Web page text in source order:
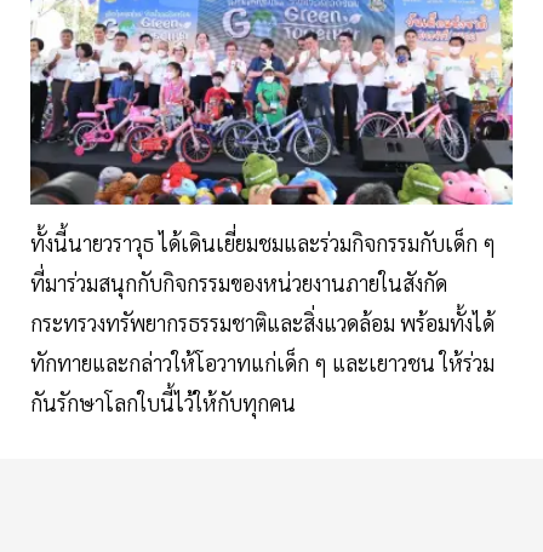
ทั้งนี้นายวราวุธ ได้เดินเยี่ยมชมและร่วมกิจกรรมกับเด็ก ๆ
ที่มาร่วมสนุกกับกิจกรรมของหน่วยงานภายในสังกัด
กระทรวงทรัพยากรธรรมชาติและสิ่งแวดล้อม พร้อมทั้งได้
ทักทายและกล่าวให้โอวาทแก่เด็ก ๆ และเยาวชน ให้ร่วม
กันรักษาโลกใบนี้ไว้ให้กับทุกคน